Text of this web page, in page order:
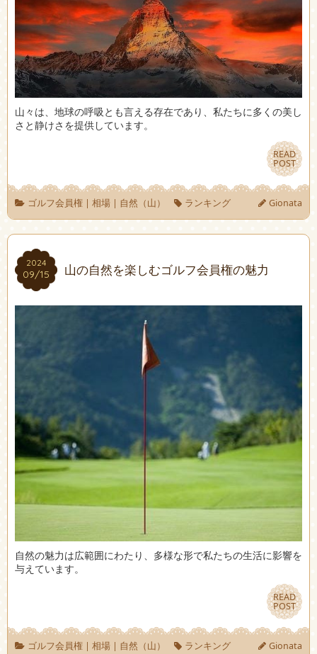
山々は、地球の呼吸とも言える存在であり、私たちに多くの美し
さと静けさを提供しています。
READ
POST
READ
POST
ゴルフ会員権| 相場| 自然（山） ランキング Gionata
2024
09/15
2024
09/15 山の自然を楽しむゴルフ会員権の魅力
自然の魅力は広範囲にわたり、多様な形で私たちの生活に影響を
与えています。
READ
POST
READ
POST
ゴルフ会員権| 相場| 自然（山） ランキング Gionata